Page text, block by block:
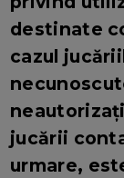
destinate
cazul
jucării
urmare,